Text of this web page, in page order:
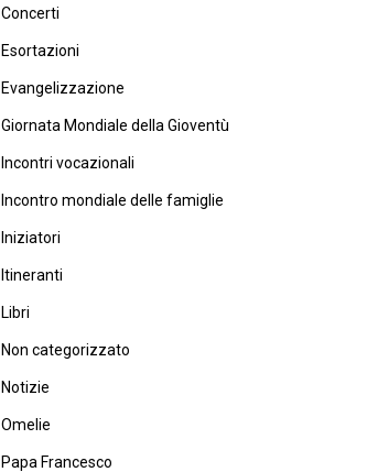
Concerti
Esortazioni
Evangelizzazione
Giornata Mondiale della Gioventù
Incontri vocazionali
Incontro mondiale delle famiglie
Iniziatori
Itineranti
Libri
Non categorizzato
Notizie
Omelie
Papa Francesco